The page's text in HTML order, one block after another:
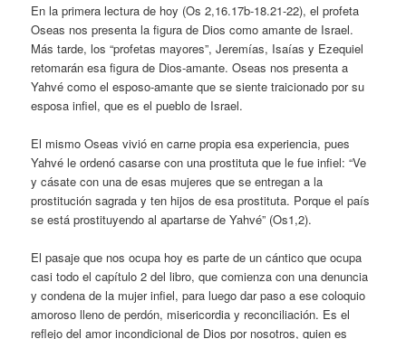
En la primera lectura de hoy (Os 2,16.17b-18.21-22), el profeta
Oseas nos presenta la figura de Dios como amante de Israel.
Más tarde, los “profetas mayores”, Jeremías, Isaías y Ezequiel
retomarán esa figura de Dios-amante. Oseas nos presenta a
Yahvé como el esposo-amante que se siente traicionado por su
esposa infiel, que es el pueblo de Israel.
El mismo Oseas vivió en carne propia esa experiencia, pues
Yahvé le ordenó casarse con una prostituta que le fue infiel: “Ve
y cásate con una de esas mujeres que se entregan a la
prostitución sagrada y ten hijos de esa prostituta. Porque el país
se está prostituyendo al apartarse de Yahvé” (Os1,2).
El pasaje que nos ocupa hoy es parte de un cántico que ocupa
casi todo el capítulo 2 del libro, que comienza con una denuncia
y condena de la mujer infiel, para luego dar paso a ese coloquio
amoroso lleno de perdón, misericordia y reconciliación. Es el
reflejo del amor incondicional de Dios por nosotros, quien es